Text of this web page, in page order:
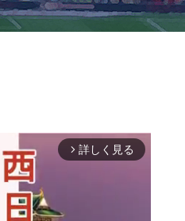
arrow_forward_ios 詳しく見る